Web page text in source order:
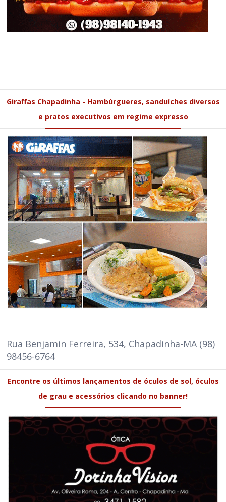
Giraffas Chapadinha - Hambúrgueres, sanduíches diversos
e pratos executivos em regime expresso
Rua Benjamin Ferreira, 534, Chapadinha-MA (98)
98456-6764
Encontre os últimos lançamentos de óculos de sol, óculos
de grau e acessórios clicando no banner!